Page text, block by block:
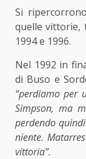
Si
quelle vittorie,
1994 e 1996.
Nel 1992 in
di Buso e
“perdiamo per
Simpson, ma
perdendo
niente.
vittoria”.